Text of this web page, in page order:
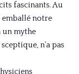
fascinants. Au
emballé notre
un mythe
n’a pas